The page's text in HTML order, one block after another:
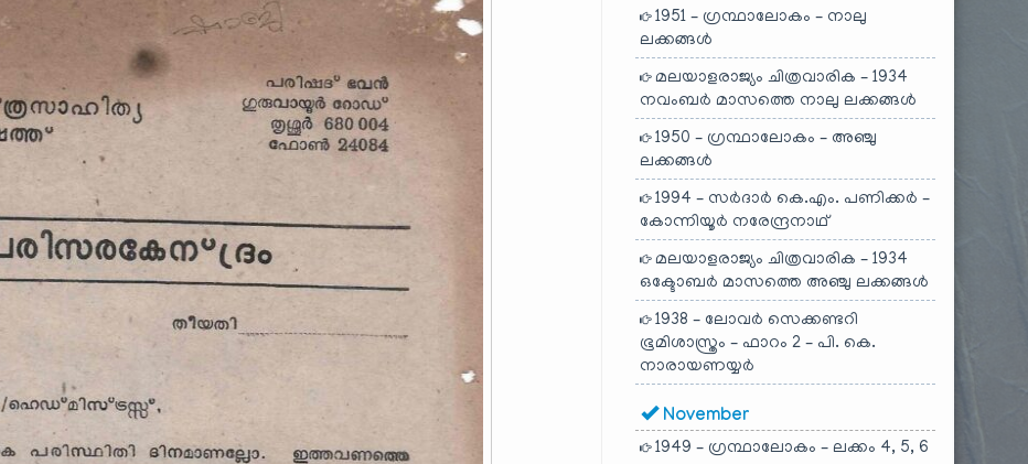
1951 – ഗ്രന്ഥാലോകം – നാലു
ലക്കങ്ങൾ
മലയാളരാജ്യം ചിത്രവാരിക – 1934
നവംബർ മാസത്തെ നാലു ലക്കങ്ങൾ
1950 – ഗ്രന്ഥാലോകം – അഞ്ചു
ലക്കങ്ങൾ
1994 – സർദാർ കെ.എം. പണിക്കർ –
കോന്നിയൂർ നരേന്ദ്രനാഥ്
മലയാളരാജ്യം ചിത്രവാരിക – 1934
ഒക്ടോബർ മാസത്തെ അഞ്ചു ലക്കങ്ങൾ
1938 – ലോവർ സെക്കണ്ടറി
ഭൂമിശാസ്ത്രം – ഫാറം 2 – പി. കെ.
നാരായണയ്യർ
November
1949 – ഗ്രന്ഥാലോകം – ലക്കം 4, 5, 6